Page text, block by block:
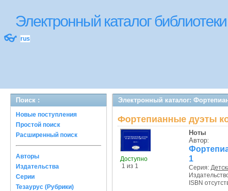
Электронный каталог
👓 rus
Поиск :
Новые поступления
Простой поиск
Расширенный поиск
Авторы
Издательства
Серии
Тезаурус (Рубрики)
Электронный каталог:
Фортепианные дуэты
Доступно
1 из 1
Ноты
Автор:
1
Серия:
ISBN